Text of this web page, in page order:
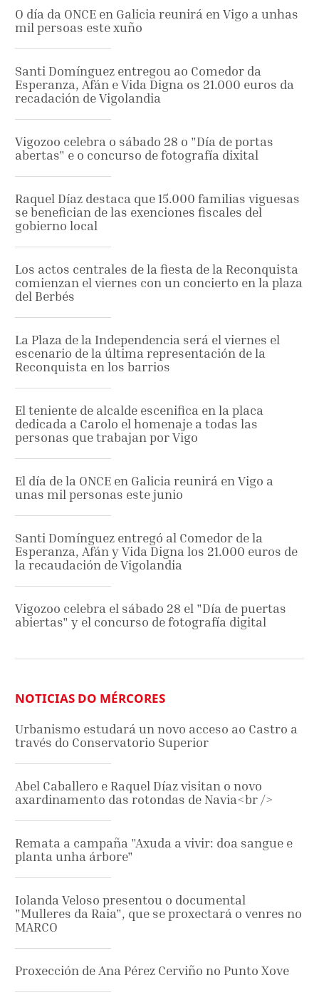
O día da ONCE en Galicia reunirá en Vigo a unhas
mil persoas este xuño
Santi Domínguez entregou ao Comedor da
Esperanza, Afán e Vida Digna os 21.000 euros da
recadación de Vigolandia
Vigozoo celebra o sábado 28 o "Día de portas
abertas" e o concurso de fotografía dixital
Raquel Díaz destaca que 15.000 familias viguesas
se benefician de las exenciones fiscales del
gobierno local
Los actos centrales de la fiesta de la Reconquista
comienzan el viernes con un concierto en la plaza
del Berbés
La Plaza de la Independencia será el viernes el
escenario de la última representación de la
Reconquista en los barrios
El teniente de alcalde escenifica en la placa
dedicada a Carolo el homenaje a todas las
personas que trabajan por Vigo
El día de la ONCE en Galicia reunirá en Vigo a
unas mil personas este junio
Santi Domínguez entregó al Comedor de la
Esperanza, Afán y Vida Digna los 21.000 euros de
la recaudación de Vigolandia
Vigozoo celebra el sábado 28 el "Día de puertas
abiertas" y el concurso de fotografía digital
NOTICIAS DO MÉRCORES
Urbanismo estudará un novo acceso ao Castro a
través do Conservatorio Superior
Abel Caballero e Raquel Díaz visitan o novo
axardinamento das rotondas de Navia<br />
Remata a campaña "Axuda a vivir: doa sangue e
planta unha árbore"
Iolanda Veloso presentou o documental
"Mulleres da Raia", que se proxectará o venres no
MARCO
Proxección de Ana Pérez Cerviño no Punto Xove